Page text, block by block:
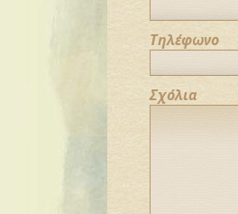
Τηλέφωνο
Σχόλια